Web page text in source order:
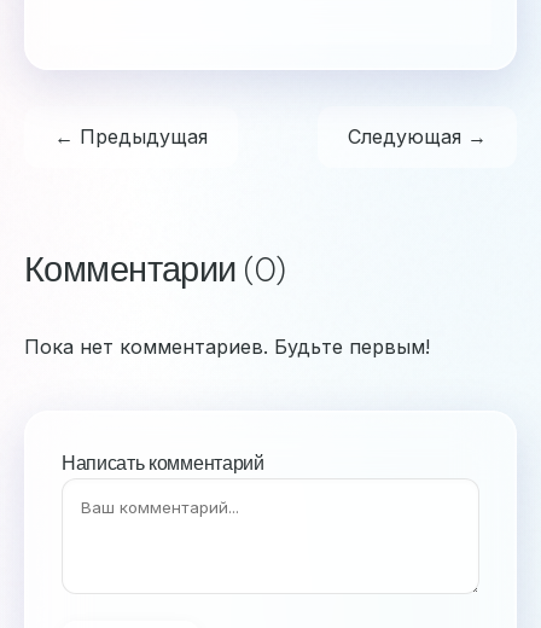
← Предыдущая Следующая →
Комментарии (0)
Пока нет комментариев. Будьте первым!
Написать комментарий